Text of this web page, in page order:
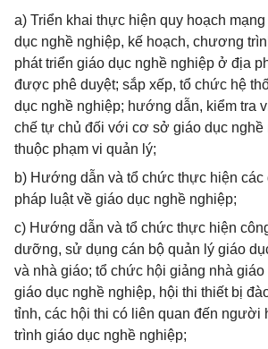
a) Triển khai thực hiện quy hoạch
dục nghề nghiệp, kế hoạch, chương
phát triển giáo dục nghề nghiệp ở địa
được phê duyệt; sắp xếp, tổ chức hệ
dục nghề nghiệp; hướng dẫn, kiểm tra
chế tự chủ đối với cơ sở giáo dục nghề
thuộc phạm vi quản lý;
b) Hướng dẫn và tổ chức thực hiện các
pháp luật về giáo dục nghề nghiệp;
c) Hướng dẫn và tổ chức thực hiện
dưỡng, sử dụng cán bộ quản lý giáo
và nhà giáo; tổ chức hội giảng nhà
giáo dục nghề nghiệp, hội thi thiết bị
tỉnh, các hội thi có liên quan đến người
trình giáo dục nghề nghiệp;